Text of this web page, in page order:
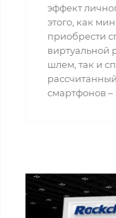
эффект
этого, как
приобрести
виртуальной
шлем, так и
смартфонов –